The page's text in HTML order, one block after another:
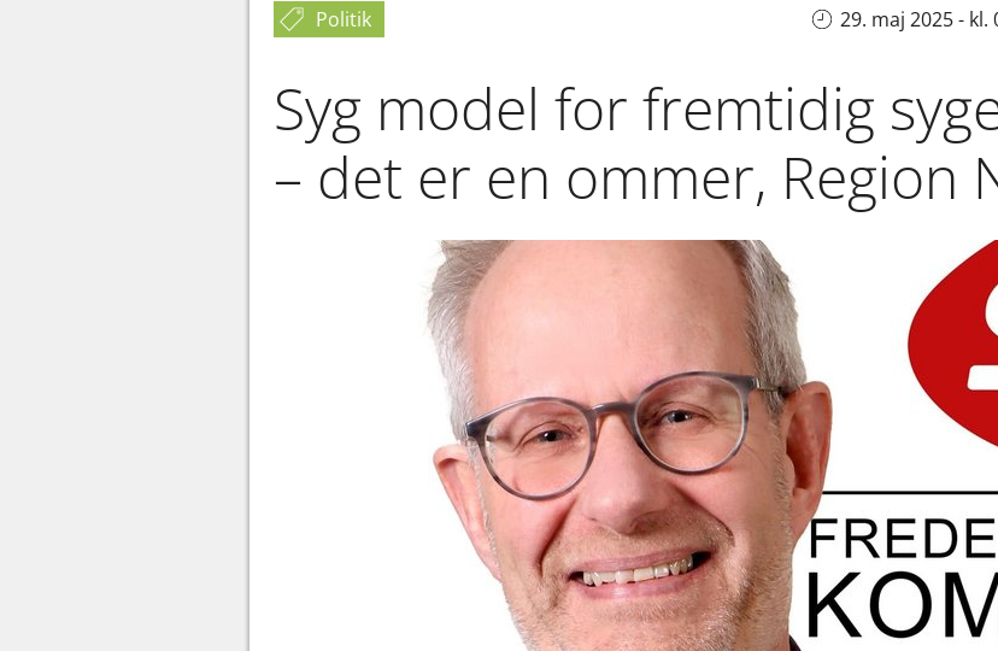
Politik 29. maj 2025 - kl.
Syg model for fremtidig
– det er en ommer, Region